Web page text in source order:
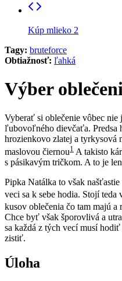
Kúp mlieko 2
Tagy: bruteforce
Obtiažnosť: ľahká
Výber
Vyberať si oblečenie vôbec nie
ľubovoľného dievčaťa. Predsa
hrozienkovo zlatej a tyrkysová
maslovou čiernou1 A takisto
s pásikavým tričkom. A to je
Pipka Natálka to však
veci sa k sebe hodia. Stojí teda
kusov oblečenia čo tam majú
Chce byť však šporovlivá a
sa každá z tých vecí musí
zistiť.
Úloha